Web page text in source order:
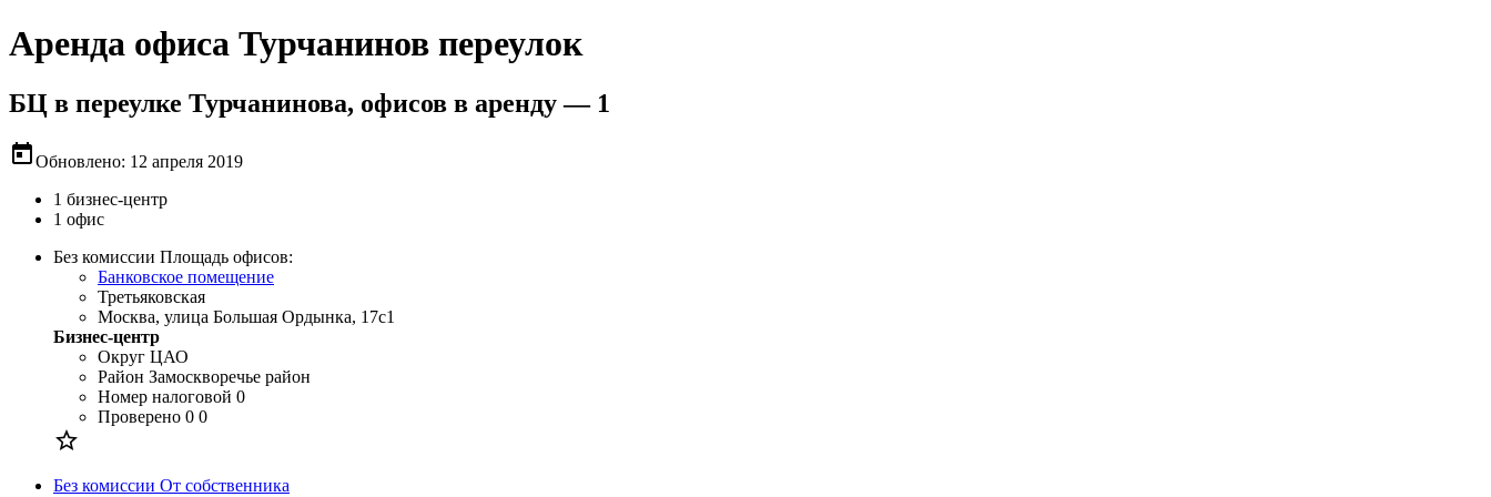
Аренда офиса Турчанинов переулок
БЦ в переулке Турчанинова, офисов в аренду — 1
todayОбновлено: 12 апреля 2019
1 бизнес-центр
1 офис
Без комиссии Площадь офисов:
Банковское помещение
Третьяковская
Москва, улица Большая Ордынка, 17с1
Бизнес-центр
Округ ЦАО
Район Замоскворечье район
Номер налоговой 0
Проверено 0 0

Без комиссии От собственника